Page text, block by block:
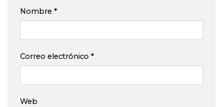
Nombre *
Correo electrónico *
Web